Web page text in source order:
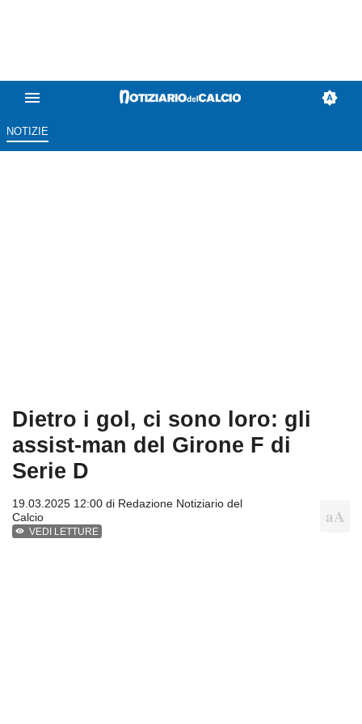
NOTIZIE
Dietro i gol, ci sono loro: gli
assist-man del Girone F di
Serie D
19.03.2025 12:00 di Redazione Notiziario del
Calcio
VEDI LETTURE